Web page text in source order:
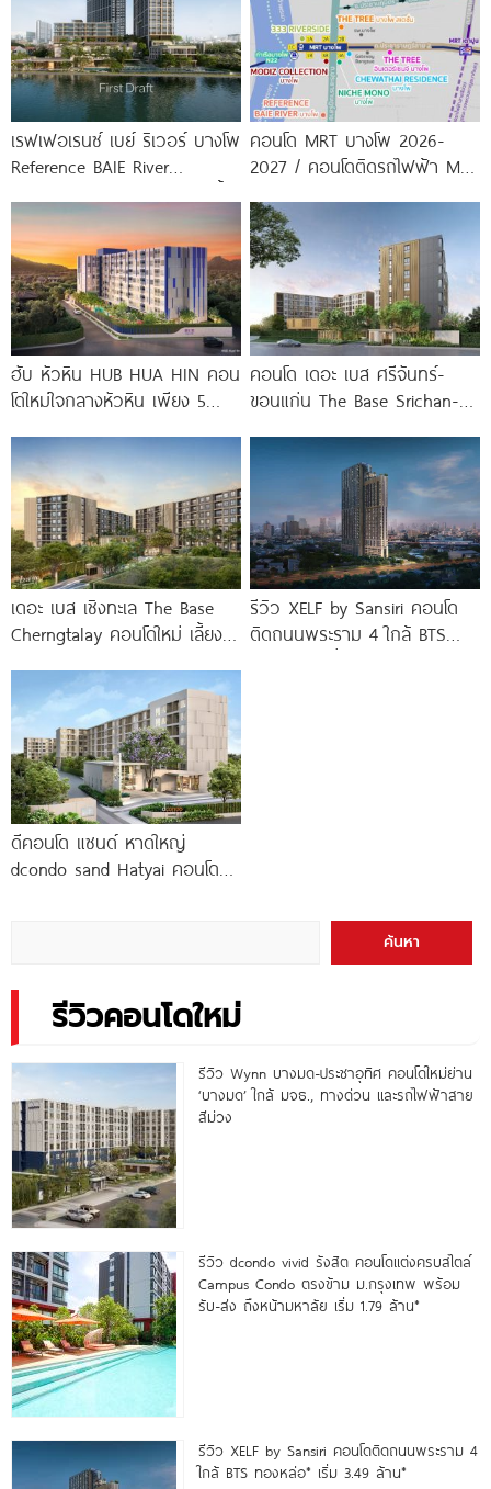
เรฟเฟอเรนซ์ เบย์ ริเวอร์ บางโพ
Reference BAIE River
จาก
คอนโด MRT บางโพ 2026-
2027 / คอนโดติดรถไฟฟ้า MRT
ฮับ หัวหิน HUB HUA HIN คอน
โดใหม่ใจกลางหัวหิน เพียง 5
คอนโด เดอะ เบส ศรีจันทร์-
ขอนแก่น The Base Srichan-
ขอนแก่น
เดอะ เบส เชิงทะเล The Base
Cherngtalay คอนโดใหม่ เลี้ยง
รีวิว XELF by Sansiri คอนโด
ติดถนนพระราม 4 ใกล้ BTS
ดีคอนโด แซนด์ หาดใหญ่
dcondo sand Hatyai คอนโด
ค้นหา
รีวิวคอนโดใหม่
รีวิว Wynn บางมด-ประชาอุทิศ คอนโดใหม่ย่าน
‘บางมด’ ใกล้ มจธ., ทางด่วน และรถไฟฟ้าสาย
สีม่วง
รีวิว dcondo vivid รังสิต คอนโดแต่งครบสไตล์
Campus Condo ตรงข้าม ม.กรุงเทพ พร้อม
รับ-ส่ง ถึงหน้ามหาลัย เริ่ม 1.79 ล้าน*
รีวิว XELF by Sansiri คอนโดติดถนนพระราม 4
ใกล้ BTS ทองหล่อ* เริ่ม 3.49 ล้าน*